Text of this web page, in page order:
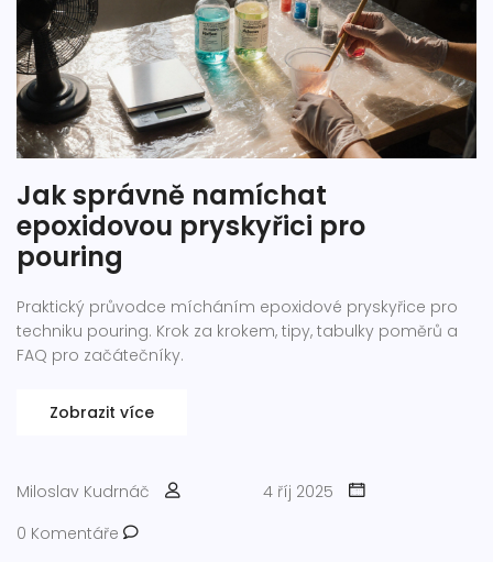
Jak správně namíchat
epoxidovou pryskyřici pro
pouring
Praktický průvodce mícháním epoxidové pryskyřice pro
techniku pouring. Krok za krokem, tipy, tabulky poměrů a
FAQ pro začátečníky.
Zobrazit více
Miloslav Kudrnáč
4 říj 2025
0 Komentáře